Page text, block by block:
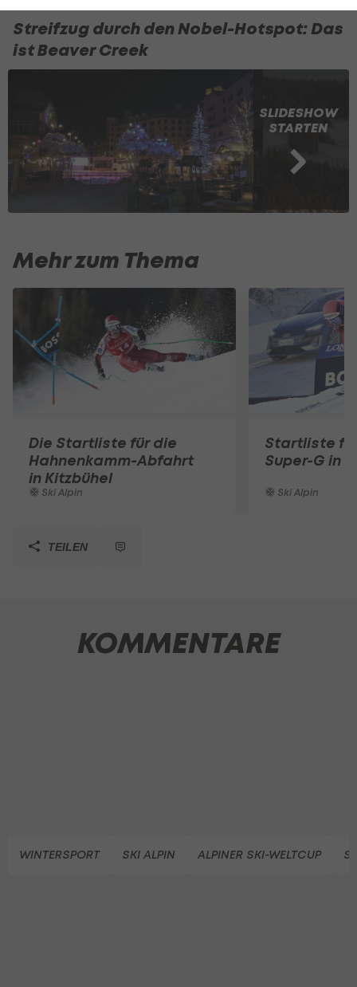
Streifzug durch den Nobel-Hotspot: Das
ist Beaver Creek
SLIDESHOW
STARTEN
Mehr zum Thema
Die Startliste für die
Hahnenkamm-Abfahrt
in Kitzbühel
Ski Alpin
Startliste
Super-G in
Ski Alpin
TEILEN
KOMMENTARE
WINTERSPORT SKI ALPIN ALPINER SKI-WELTCUP